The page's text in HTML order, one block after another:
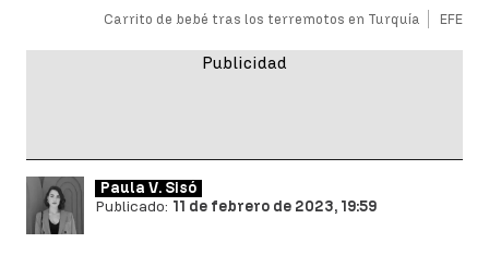
Carrito de bebé tras los terremotos en Turquía EFE
Paula V. Sisó
Publicado: 11 de febrero de 2023, 19:59